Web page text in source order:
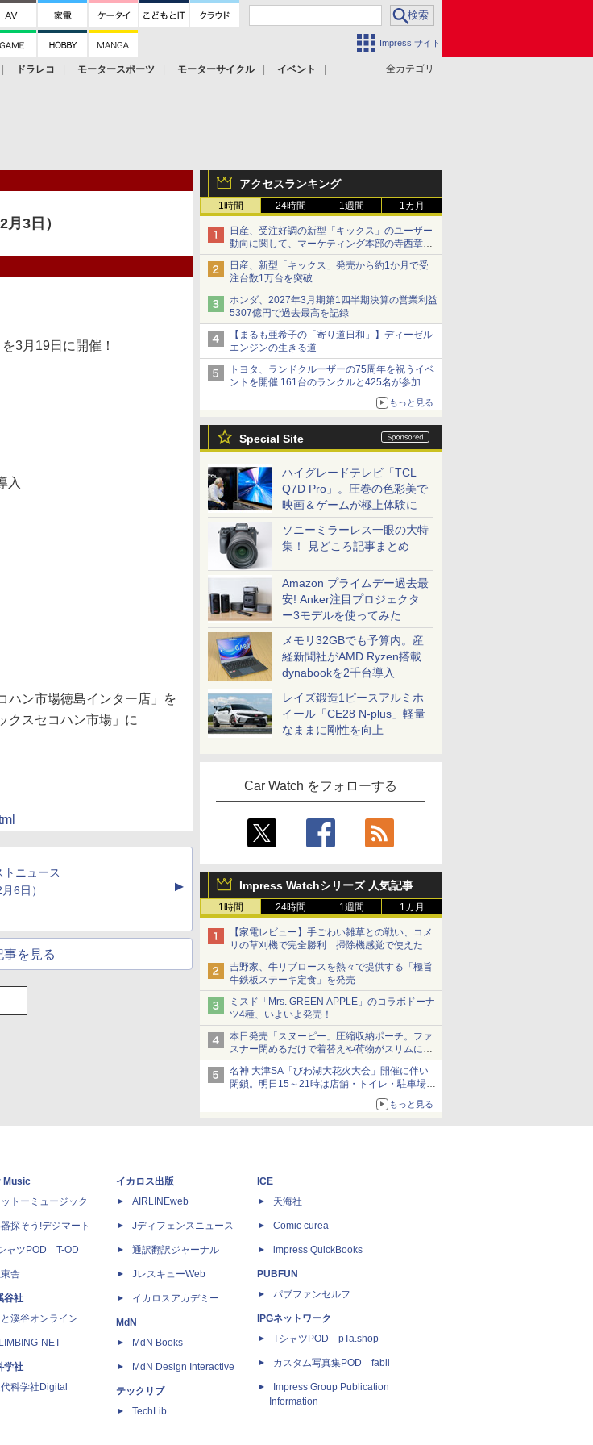
Impress サイト
全カテゴリ
ドラレコ モータースポーツ モーターサイクル
イベント
アクセスランキング
1時間 24時間 1週間 1カ月
日産、受注好調の新型「キックス」のユーザー
動向に関して、マーケティング本部の寺西章氏
が解説
日産、新型「キックス」発売から約1か月で受
注台数1万台を突破
ホンダ、2027年3月期第1四半期決算の営業利益
5307億円で過去最高を記録
【まるも亜希子の「寄り道日和」】ディーゼル
エンジンの生きる道
トヨタ、ランドクルーザーの75周年を祝うイベ
ントを開催 161台のランクルと425名が参加
もっと見る
Special Site
ハイグレードテレビ「TCL
Q7D Pro」。圧巻の色彩美で
映画＆ゲームが極上体験に
ソニーミラーレス一眼の大特
集！ 見どころ記事まとめ
Amazon プライムデー過去最
安! Anker注目プロジェクタ
ー3モデルを使ってみた
メモリ32GBでも予算内。産
経新聞社がAMD Ryzen搭載
dynabookを2千台導入
レイズ鍛造1ピースアルミホ
イール「CE28 N-plus」軽量
なままに剛性を向上
Car Watch をフォローする
Impress Watchシリーズ 人気記事
1時間 24時間 1週間 1カ月
【家電レビュー】手ごわい雑草との戦い、コメ
リの草刈機で完全勝利 掃除機感覚で使えた
吉野家、牛リブロースを熱々で提供する「極旨
牛鉄板ステーキ定食」を発売
ミスド「Mrs. GREEN APPLE」のコラボドーナ
ツ4種、いよいよ発売！
本日発売「スヌーピー」圧縮収納ポーチ。ファ
スナー閉めるだけで着替えや荷物がスリムにま
とまる
名神 大津SA「びわ湖大花火大会」開催に伴い
閉鎖。明日15～21時は店舗・トイレ・駐車場の
もっと見る
3日）
3月19日に開催！
入
ハン市場徳島インター店」を
クスセコハン市場」に
トニュース
6日）
▲
事を見る
Music
ットーミュージック
探そう!デジマート
ャツPOD T-OD
舎
谷社
溪谷オンライン
NET
学社
科学社Digital
イカロス出版
AIRLINEweb
Jディフェンスニュース
通訳翻訳ジャーナル
JレスキューWeb
イカロスアカデミー
MdN
MdN Books
MdN Design Interactive
テックリブ
TechLib
ICE
天海社
Comic curea
impress QuickBooks
PUBFUN
パブファンセルフ
IPGネットワーク
TシャツPOD pTa.shop
カスタム写真集POD fabli
Impress Group Publication
Information